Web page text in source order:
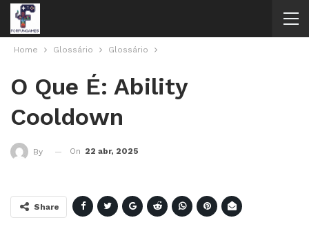
Home Glossário Glossário
O Que É: Ability
Cooldown
By On 22 abr, 2025
Share